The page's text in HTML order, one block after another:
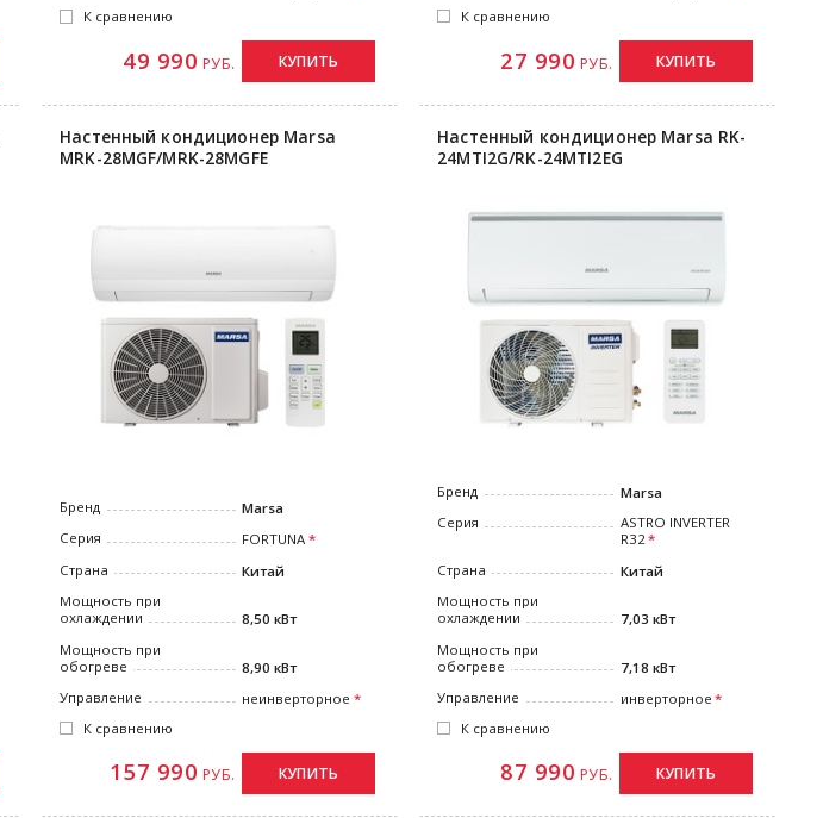
К сравнению
49 990 РУБ. КУПИТЬ
К сравнению
27 990 РУБ. КУПИТЬ
Настенный кондиционер Marsa
MRK-28MGF/MRK-28MGFE
Бренд
Marsa
Серия
FORTUNA
Страна
Китай
Мощность при
охлаждении
8,50 кВт
Мощность при
обогреве
8,90 кВт
Управление
неинверторное
К сравнению
157 990 РУБ. КУПИТЬ
Настенный кондиционер Marsa RK-
24MTI2G/RK-24MTI2EG
Бренд
Marsa
Серия
ASTRO INVERTER
R32
Страна
Китай
Мощность при
охлаждении
7,03 кВт
Мощность при
обогреве
7,18 кВт
Управление
инверторное
К сравнению
87 990 РУБ. КУПИТЬ